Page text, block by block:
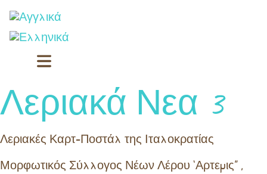
Λεριακά Νεα 3
Λεριακές Καρτ-Ποστάλ της Ιταλοκρατίας
Μορφωτικός Σύλλογος Νέων Λέρου ‘Αρτεμις” ,